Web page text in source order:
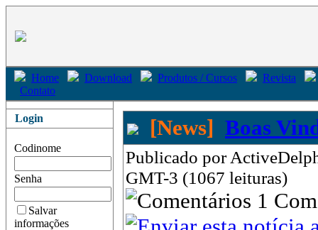
Home Download Produtos / Cursos
Revista
Contato
Login
Codinome
Senha
Salvar
informações
[News] Boas
Publicado por
GMT-3 (1067 leituras)
1